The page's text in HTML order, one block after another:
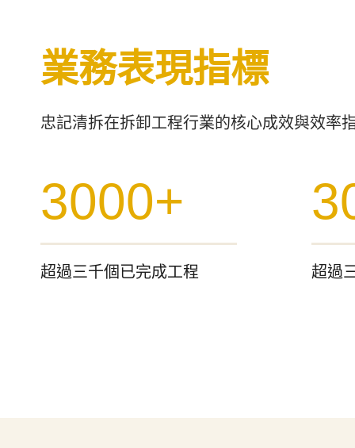
業務表現指標
忠記清拆在拆卸工程行業的核心成效與效率
0
0
3000+
超過三千個已完成工程
0
+
超過